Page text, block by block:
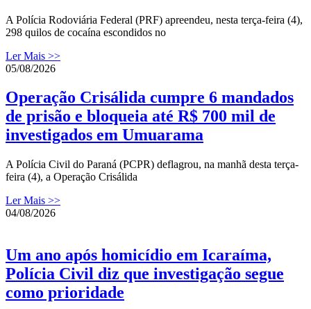
A Polícia Rodoviária Federal (PRF) apreendeu, nesta terça-feira (4),
298 quilos de cocaína escondidos no
Ler Mais >>
05/08/2026
Operação Crisálida cumpre 6 mandados
de prisão e bloqueia até R$ 700 mil de
investigados em Umuarama
A Polícia Civil do Paraná (PCPR) deflagrou, na manhã desta terça-
feira (4), a Operação Crisálida
Ler Mais >>
04/08/2026
Um ano após homicídio em Icaraíma,
Polícia Civil diz que investigação segue
como prioridade